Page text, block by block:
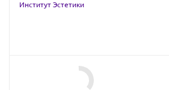
Институт Эстетики